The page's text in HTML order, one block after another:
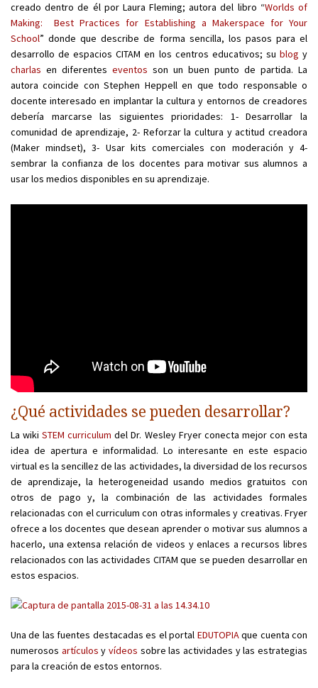
creado dentro de él por Laura Fleming; autora del libro “Worlds of
Making: Best Practices for Establishing a Makerspace for Your
School” donde que describe de forma sencilla, los pasos para el
desarrollo de espacios CITAM en los centros educativos; su blog y
charlas en diferentes eventos son un buen punto de partida. La
autora coincide con Stephen Heppell en que todo responsable o
docente interesado en implantar la cultura y entornos de creadores
debería marcarse las siguientes prioridades: 1- Desarrollar la
comunidad de aprendizaje, 2- Reforzar la cultura y actitud creadora
(Maker mindset), 3- Usar kits comerciales con moderación y 4-
sembrar la confianza de los docentes para motivar sus alumnos a
usar los medios disponibles en su aprendizaje.
¿Qué actividades se pueden desarrollar?
La wikiSTEM curriculum del Dr. Wesley Fryer conecta mejor con esta
idea de apertura e informalidad. Lo interesante en este espacio
virtual es la sencillez de las actividades, la diversidad de los recursos
de aprendizaje, la heterogeneidad usando medios gratuitos con
otros de pago y, la combinación de las actividades formales
relacionadas con el curriculum con otras informales y creativas. Fryer
ofrece a los docentes que desean aprender o motivar sus alumnos a
hacerlo, una extensa relación de videos y enlaces a recursos libres
relacionados con las actividades CITAM que se pueden desarrollar en
estos espacios.
Una de las fuentes destacadas es el portal EDUTOPIA que cuenta con
numerosos artículos yvídeos sobre las actividades y las estrategias
para la creación de estos entornos.